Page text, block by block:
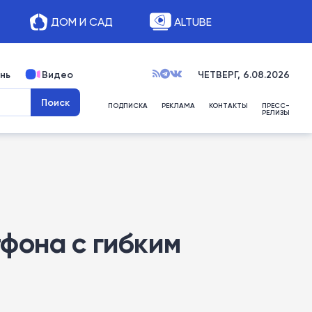
ДОМ И САД ALTUBE
Видео ЧЕТВЕРГ, 6.08.2026
ПОДПИСКА РЕКЛАМА КОНТАКТЫ ПРЕСС-
РЕЛИЗЫ
с гибким